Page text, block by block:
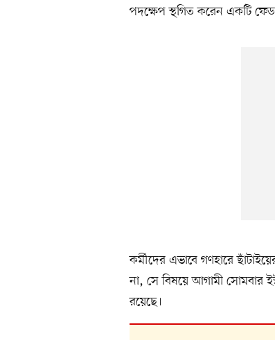
পদক্ষেপ স্থগিত করেন একটি
কর্মীদের এভাবে গণহারে
না, সে বিষয়ে আগামী সোমবার
রয়েছে।